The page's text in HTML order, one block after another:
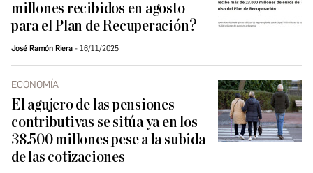
millones recibidos en agosto
para el Plan de Recuperación?
José Ramón Riera 16/11/2025
ECONOMÍA
El agujero de las pensiones
contributivas se sitúa ya en los
38.500 millones pese a la subida
de las cotizaciones